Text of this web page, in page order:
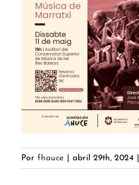
Por fhauce abril 29th, 2024